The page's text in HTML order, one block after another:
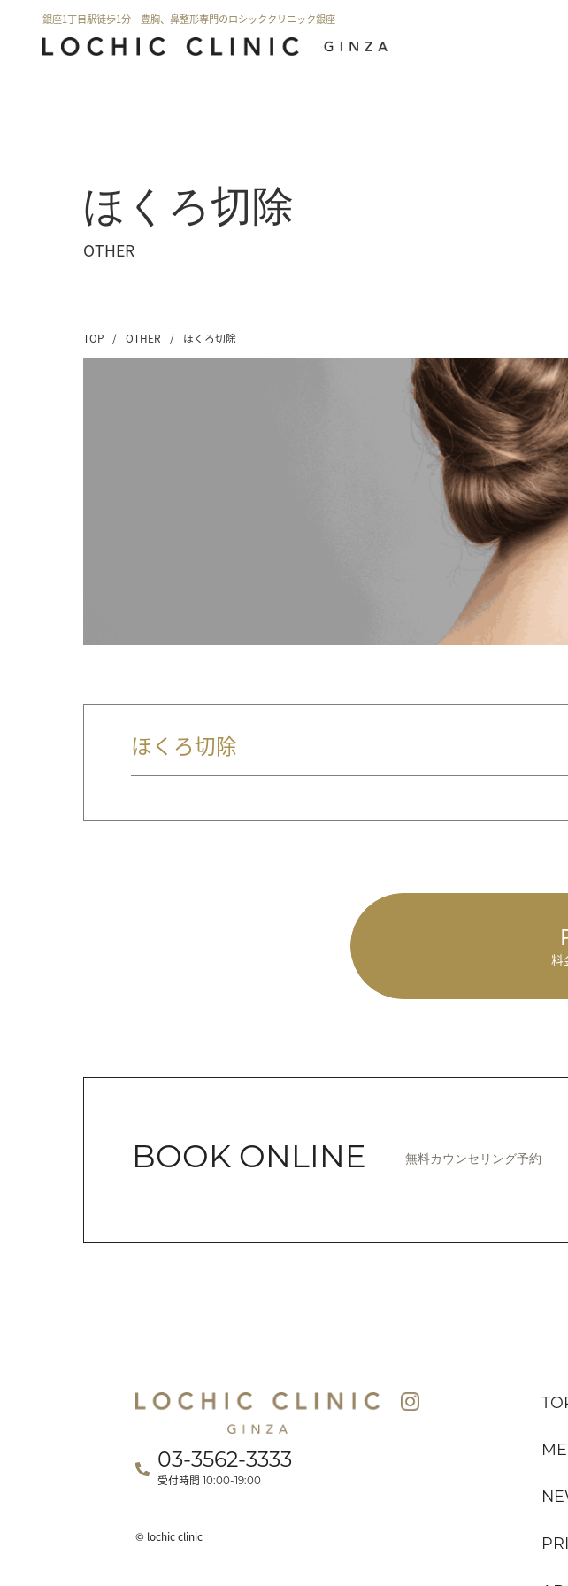
銀座1丁目駅徒歩1分 豊胸、鼻整形専門のロシッククリニック銀座
ほくろ切除
OTHER
TOP / OTHER / ほくろ切除
ほくろ切除
料
BOOK ONLINE 無料カウンセリング予約
03-3562-3333
受付時間 10:00-19:00
© lochic clinic